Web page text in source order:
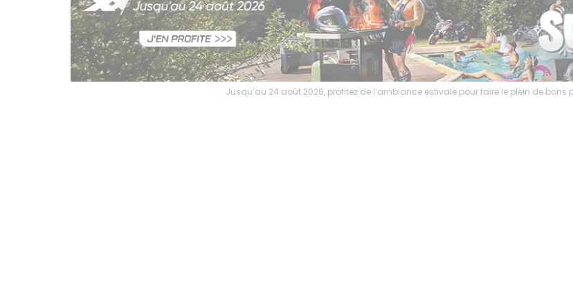
Jusqu’au 24 août 2026, profitez de l’ambiance estivale pour faire le plein de bons